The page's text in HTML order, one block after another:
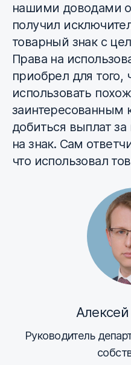
нашими доводами о
получил
товарный знак с
Права на
приобрел для
использовать
заинтересованным
добиться выплат
на знак. Сам
что использовал
Руководитель